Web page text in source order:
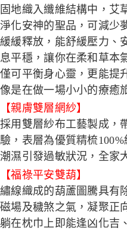
固地織入纖維結構中，艾
淨化安神的聖品，可減少
緩緩釋放，能舒緩壓力、
息平穩，讓你在柔和草本
僅可平衡身心靈，更能提
像是在做一場小小的療癒
【親膚雙層網紗】
採用雙層紗布工藝製成，
驗，表層為優質精梳
潮濕引發過敏狀況，全家
【福祿平安雙葫】
繡線織成的葫蘆圖騰具有
磁場及穢煞之氣，凝聚正
躺在枕巾上即能逢凶化吉